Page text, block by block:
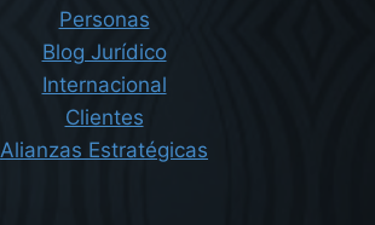
Personas
Blog Jurídico
Internacional
Clientes
Alianzas Estratégicas